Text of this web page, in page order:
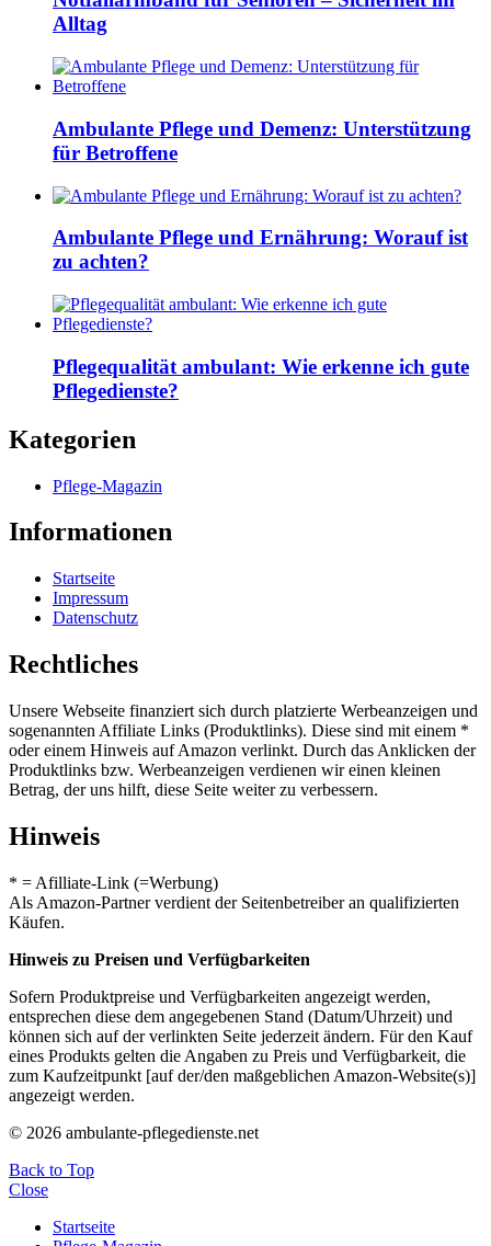
Alltag
Ambulante Pflege und Demenz: Unterstützung
für Betroffene
Ambulante Pflege und Ernährung: Worauf ist
zu achten?
Pflegequalität ambulant: Wie erkenne ich gute
Pflegedienste?
Kategorien
Pflege-Magazin
Informationen
Startseite
Impressum
Datenschutz
Rechtliches
Unsere Webseite finanziert sich durch platzierte Werbeanzeigen und
sogenannten Affiliate Links (Produktlinks). Diese sind mit einem *
oder einem Hinweis auf Amazon verlinkt. Durch das Anklicken der
Produktlinks bzw. Werbeanzeigen verdienen wir einen kleinen
Betrag, der uns hilft, diese Seite weiter zu verbessern.
Hinweis
* = Afilliate-Link (=Werbung)
Als Amazon-Partner verdient der Seitenbetreiber an qualifizierten
Käufen.
Hinweis zu Preisen und Verfügbarkeiten
Sofern Produktpreise und Verfügbarkeiten angezeigt werden,
entsprechen diese dem angegebenen Stand (Datum/Uhrzeit) und
können sich auf der verlinkten Seite jederzeit ändern. Für den Kauf
eines Produkts gelten die Angaben zu Preis und Verfügbarkeit, die
zum Kaufzeitpunkt [auf der/den maßgeblichen Amazon-Website(s)]
angezeigt werden.
© 2026 ambulante-pflegedienste.net
Back to Top
Close
Startseite